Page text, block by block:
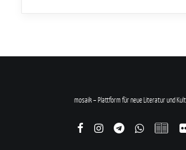
mosaik – Plattform für neue Literatur und